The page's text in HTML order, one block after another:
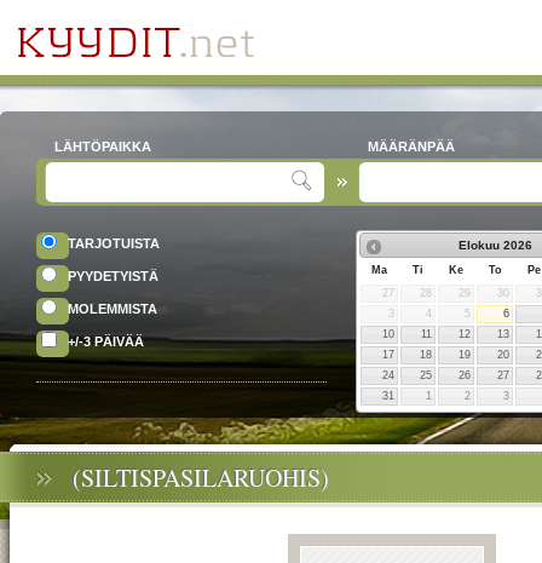
LÄHTÖPAIKKA MÄÄRÄNPÄÄ
TARJOTUISTA
PYYDETYISTÄ
MOLEMMISTA
+/-3 PÄIVÄÄ
Elokuu 2026
Ma Ti Ke To
Pe
27
28 29 30
3
4 5
6
10
11 12 13
17
18 19 20
24
25 26 27
31
1 2 3
(SILTISPASILARUOHIS)